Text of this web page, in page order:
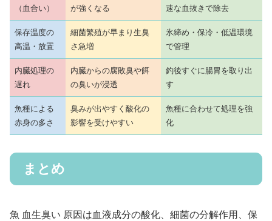
（血合い）
が強くなる
速な血抜きで除去
保存温度の
高温・放置
細菌繁殖が早まり生臭
さ急増
氷締め・保冷・低温環境
で管理
内臓処理の
遅れ
内臓からの腐敗臭や餌
の臭いが浸透
釣後すぐに腸胃を取り出
す
魚種による
赤身の多さ
臭みが出やすく酸化の
影響を受けやすい
魚種に合わせて処理を強
化
まとめ
魚 血生臭い 原因は血液成分の酸化、細菌の分解作用、保